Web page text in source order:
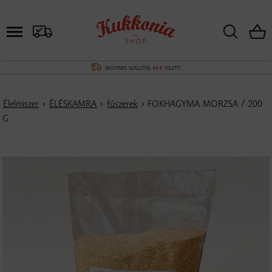
INGYENES SZÁLLÍTÁS 60 € FELETT!
Élelmiszer › ÉLÉSKAMRA › fűszerek › FOKHAGYMA MORZSA / 200
G